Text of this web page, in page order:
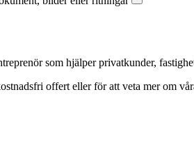
som hjälper privatkunder,
offert eller för att veta mer om